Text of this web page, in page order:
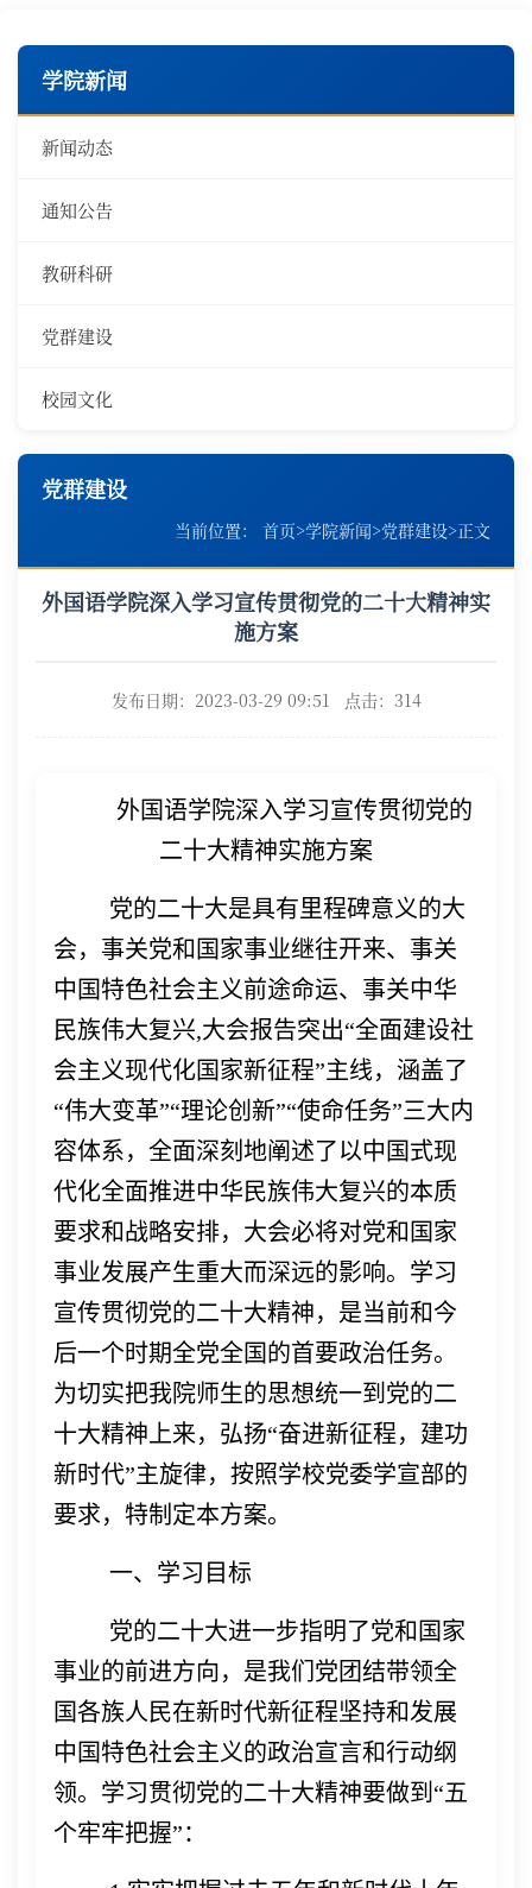
学院新闻
新闻动态
通知公告
教研科研
党群建设
校园文化
党群建设
当前位置： 首页>学院新闻>党群建设>正文
外国语学院深入学习宣传贯彻党的二十大精神实
施方案
发布日期：2023-03-29 09:51 点击： 314
外国语学院深入学习宣传贯彻党的
二十大精神实施方案
党的二十大是具有里程碑意义的大
会，事关党和国家事业继往开来、事关
中国特色社会主义前途命运、事关中华
民族伟大复兴,大会报告突出“全面建设社
会主义现代化国家新征程”主线，涵盖了
“伟大变革”“理论创新”“使命任务”三大内
容体系，全面深刻地阐述了以中国式现
代化全面推进中华民族伟大复兴的本质
要求和战略安排，大会必将对党和国家
事业发展产生重大而深远的影响。学习
宣传贯彻党的二十大精神，是当前和今
后一个时期全党全国的首要政治任务。
为切实把我院师生的思想统一到党的二
十大精神上来，弘扬“奋进新征程，建功
新时代”主旋律，按照学校党委学宣部的
要求，特制定本方案。
一、学习目标
党的二十大进一步指明了党和国家
事业的前进方向，是我们党团结带领全
国各族人民在新时代新征程坚持和发展
中国特色社会主义的政治宣言和行动纲
领。学习贯彻党的二十大精神要做到 “五
个牢牢把握”：